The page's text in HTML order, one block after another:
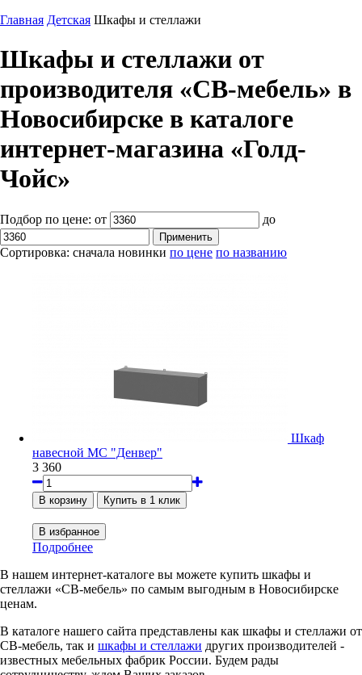
Главная Детская Шкафы и стеллажи
Шкафы и стеллажи от
производителя «СВ-мебель» в
Новосибирске в каталоге
интернет-магазина «Голд-
Чойс»
Подбор по цене: от до
Сортировка: сначала новинки по цене по названию
Шкаф
навесной МС "Денвер"
3 360
Подробнее
В нашем интернет-каталоге вы можете купить шкафы и
стеллажи «СВ-мебель» по самым выгодным в Новосибирске
ценам.
В каталоге нашего сайта представлены как шкафы и стеллажи от
СВ-мебель, так и шкафы и стеллажи других производителей -
известных мебельных фабрик России. Будем рады